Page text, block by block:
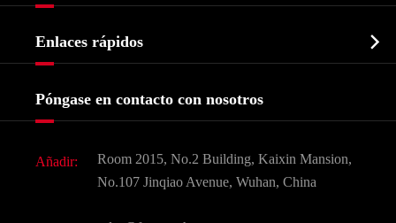
Bioquímico
Agroquímicos e intermedios
Ingredientes Cosméticos
Sabores y fragancias
Historia de la empresa
Enlaces rápidos 
Preguntas frecuentes (FAQ)
Póngase en contacto con nosotros
Añadir:
Room 2015, No.2 Building, Kaixin Mansion,
No.107 Jinqiao Avenue, Wuhan, China